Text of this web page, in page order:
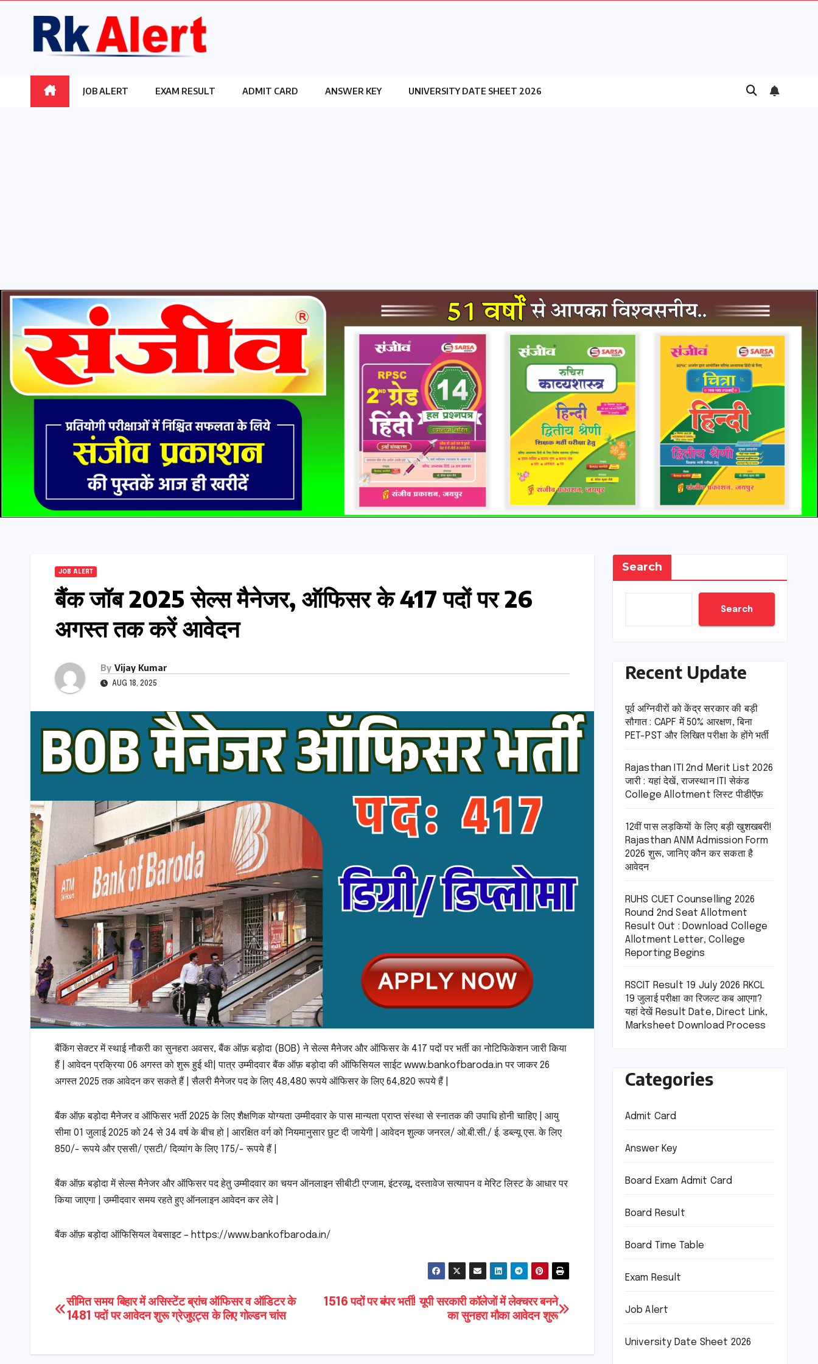
JOB ALERT EXAM RESULT ADMIT CARD ANSWER KEY UNIVERSITY DATE SHEET 2026
JOB ALERT
बैंक जॉब 2025 सेल्स मैनेजर, ऑफिसर के 417 पदों पर 26
अगस्त तक करें आवेदन
By Vijay Kumar
AUG 18, 2025
बैंकिंग सेक्टर में स्थाई नौकरी का सुनहरा अवसर, बैंक ऑफ़ बड़ोदा (BOB) ने सेल्स मैनेजर और ऑफिसर के 417 पदों पर भर्ती का नोटिफिकेशन जारी किया
हैं | आवेदन प्रक्रिया 06 अगस्त को शुरू हुई थी| पात्र उम्मीदवार बैंक ऑफ़ बड़ोदा की ऑफिसियल साईट www.bankofbaroda.in पर जाकर 26
अगस्त 2025 तक आवेदन कर सकते हैं | सैलरी मैनेजर पद के लिए 48,480 रूपये ऑफिसर के लिए 64,820 रूपये हैं |
बैंक ऑफ़ बड़ोदा मैनेजर व ऑफिसर भर्ती 2025 के लिए शैक्षणिक योग्यता उम्मीदवार के पास मान्यता प्राप्त संस्था से स्नातक की उपाधि होनी चाहिए | आयु
सीमा 01 जुलाई 2025 को 24 से 34 वर्ष के बीच हो | आरक्षित वर्ग को नियमानुसार छुट दी जायेगी | आवेदन शुल्क जनरल/ ओ.बी.सी./ ई. डब्ल्यू एस. के लिए
850/- रूपये और एससी/ एसटी/ दिव्यांग के लिए 175/- रूपये हैं |
बैंक ऑफ़ बड़ोदा में सेल्स मैनेजर और ऑफिसर पद हेतु उम्मीदवार का चयन ऑनलाइन सीबीटी एग्जाम, इंटरव्यू, दस्तावेज सत्यापन व मेरिट लिस्ट के आधार पर
किया जाएगा | उम्मीदवार समय रहते हुए ऑनलाइन आवेदन कर लेवे |
बैंक ऑफ़ बड़ोदा ऑफिसियल वेबसाइट – https://www.bankofbaroda.in/
Post
1516 पदों पर बंपर भर्ती! यूपी सरकारी कॉलेजों में लेक्चरर बनने
का सुनहरा मौका आवेदन शुरू
सीमित समय बिहार में असिस्टेंट ब्रांच ऑफिसर व ऑडिटर के
1481 पदों पर आवेदन शुरू ग्रेजुएट्स के लिए गोल्डन चांस
Search
Search
Recent Update
पूर्व अग्निवीरों को केंद्र सरकार की बड़ी
सौगात : CAPF में 50% आरक्षण, बिना
PET-PST और लिखित परीक्षा के होंगे भर्ती
Rajasthan ITI 2nd Merit List 2026
जारी : यहां देखें, राजस्थान ITI सेकंड
College Allotment लिस्ट पीडीऍफ़
12वीं पास लड़कियों के लिए बड़ी खुशखबरी!
Rajasthan ANM Admission Form
2026 शुरू, जानिए कौन कर सकता है
आवेदन
RUHS CUET Counselling 2026
Round 2nd Seat Allotment
Result Out : Download College
Allotment Letter, College
Reporting Begins
RSCIT Result 19 July 2026 RKCL
19 जुलाई परीक्षा का रिजल्ट कब आएगा?
यहां देखें Result Date, Direct Link,
Marksheet Download Process
Categories
Admit Card
Answer Key
Board Exam Admit Card
Board Result
Board Time Table
Exam Result
Job Alert
University Date Sheet 2026